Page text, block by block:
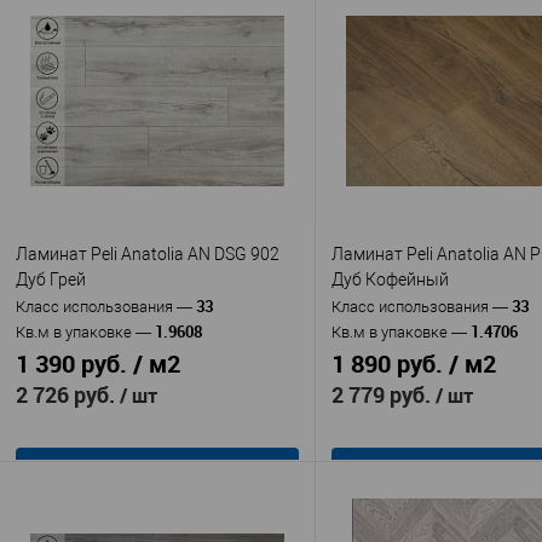
Ламинат Peli Anatolia AN DSG 902
Дуб Грей
Класс использования — 33
Кв.м в упаковке — 1.9608
1 390 руб. / м2
2 726 руб. / шт
Ламинат Peli Anatolia AN
Дуб Кофейный
Класс использования — 33
Кв.м в упаковке — 1.4706
1 890 руб. / м2
2 779 руб. / шт